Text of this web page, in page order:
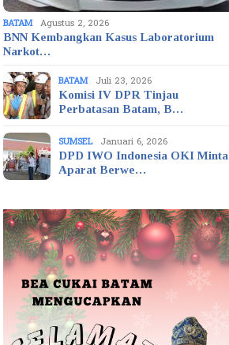
BATAM Agustus 2, 2026
BNN Kembangkan Kasus Laboratorium
Narkot…
BATAM Juli 23, 2026
Komisi IV DPR Tinjau
Perbatasan Batam, B…
SUMSEL Januari 6, 2026
DPD IWO Indonesia OKI Minta
Aparat Berwe…